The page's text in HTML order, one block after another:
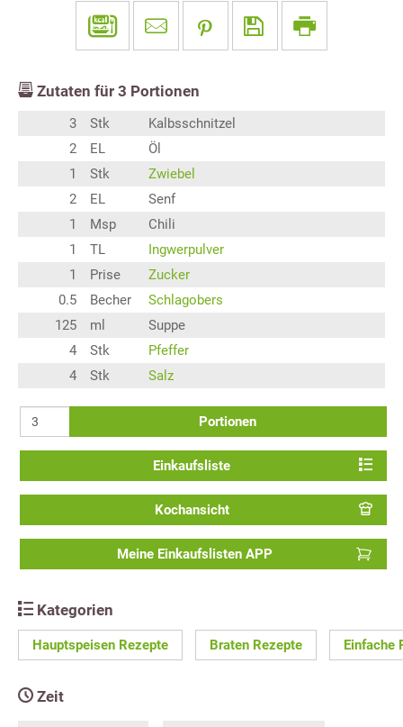
Zutaten für 3 Portionen
3 Stk
Kalbsschnitzel
2
EL
Öl
1
Stk
Zwiebel
2
EL
Senf
1
Msp
Chili
1
TL
Ingwerpulver
1
Prise
Zucker
0.5
Becher
Schlagobers
125
ml
Suppe
4
Stk
Pfeffer
4
Stk Salz
Portionen
Einkaufsliste
Kochansicht
Meine Einkaufslisten APP
Kategorien
Hauptspeisen Rezepte Braten Rezepte Einfache
Zeit